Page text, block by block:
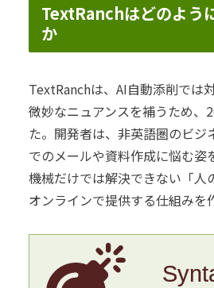
TextRanchはどのよう
か
TextRanchは、AI自動添削では
微妙なニュアンスを補うため、
た。開発者は、非英語圏のビジ
でのメールや資料作成に悩む姿
機械だけでは解決できない「人
オンラインで提供する仕組みを